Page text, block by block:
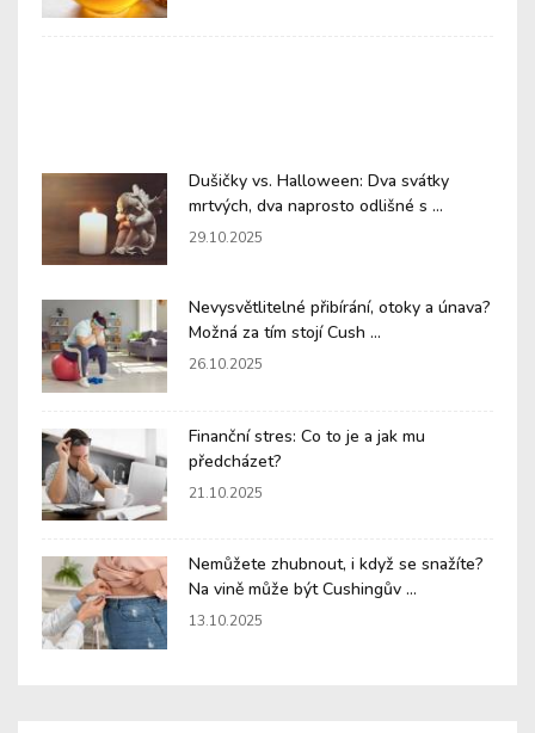
Dušičky vs. Halloween: Dva svátky
mrtvých, dva naprosto odlišné s ...
29.10.2025
Nevysvětlitelné přibírání, otoky a únava?
Možná za tím stojí Cush ...
26.10.2025
Finanční stres: Co to je a jak mu
předcházet?
21.10.2025
Nemůžete zhubnout, i když se snažíte?
Na vině může být Cushingův ...
13.10.2025